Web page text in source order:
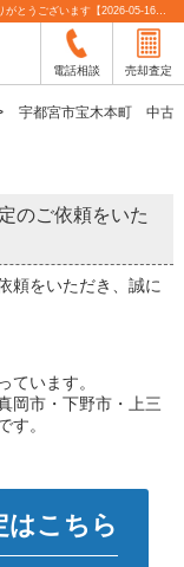
宇都宮市宝木本町 中古住宅の売却査定のご依頼をいただき、誠にありがとうございます【2026-05-16更新】お知らせ | 宇都宮市の不動産売却査定なら小金井不動産
電話相談 売却査定
宇都宮市宝木本町 中古
のご依頼をいた
頼をいただき、誠に
ています。
岡市・下野市・上三
す。
はこちら